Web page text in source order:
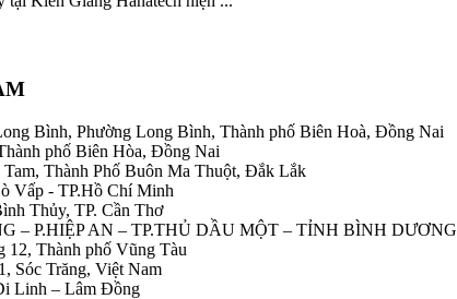
Bình, Phường Long Bình, Thành phố Biên Hoà, Đồng Nai
phố Biên Hòa, Đồng Nai
Thành Phố Buôn Ma Thuột, Đắk Lắk
Vấp - TP.Hồ Chí Minh
Thủy, TP. Cần Thơ
– P.HIỆP AN – TP.THỦ DẦU MỘT – TỈNH BÌNH DƯƠNG
12, Thành phố Vũng Tàu
Sóc Trăng, Việt Nam
Linh – Lâm Đồng